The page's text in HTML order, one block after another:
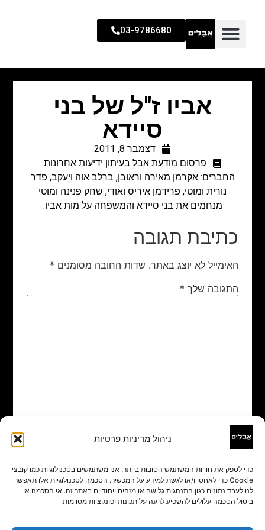
ניהול מדיניות פרטיות
כדי לספק את חוויות המשתמש הטובות ביותר, אנו משתמשים בטכנולוגיות כמו קובצי
Cookie כדי לאחסן ו/או לגשת למידע על המכשיר. הסכמה לטכנולוגיות אלו תאפשר
לנו לעבד נתונים כגון התנהגות גלישה או מזהים ייחודיים באתר זה. אי הסכמה או
ביטול הסכמה עלולים להשפיע לרעה על תכונות ופונקציות מסוימות.
03-9786680
אביו ז"ל של בני
סיידא
דצמבר 8, 2011
פרסום מודעת אבל בעיתון ידיעות אחרונות
החברים: אקרמן מאירה וראובן, ברלב אוה ויעקב, פדר
נורית ומוטי, פרידמן איריס ואודי, שחק פנינה ומוטי
מנחמים את בני סיידא והמשפחה על מות אביו.
כתיבת תגובה
האימייל לא יוצג באתר. שדות החובה מסומנים *
התגובה שלך *
שם
אימייל*